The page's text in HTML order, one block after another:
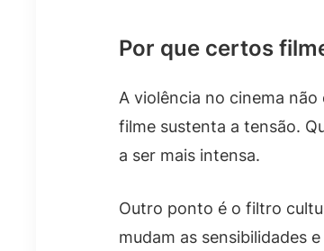
Por que certos
A violência no cinema
filme sustenta a tensão.
a ser mais intensa.
Outro ponto é o filtro
mudam as sensibilidades